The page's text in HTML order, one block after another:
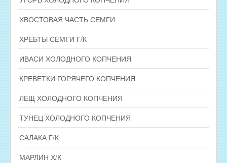
ХВОСТОВАЯ ЧАСТЬ СЕМГИ
ХРЕБТЫ СЕМГИ Г/К
ИВАСИ ХОЛОДНОГО КОПЧЕНИЯ
КРЕВЕТКИ ГОРЯЧЕГО КОПЧЕНИЯ
ЛЕЩ ХОЛОДНОГО КОПЧЕНИЯ
ТУНЕЦ ХОЛОДНОГО КОПЧЕНИЯ
САЛАКА Г/К
МАРЛИН Х/К